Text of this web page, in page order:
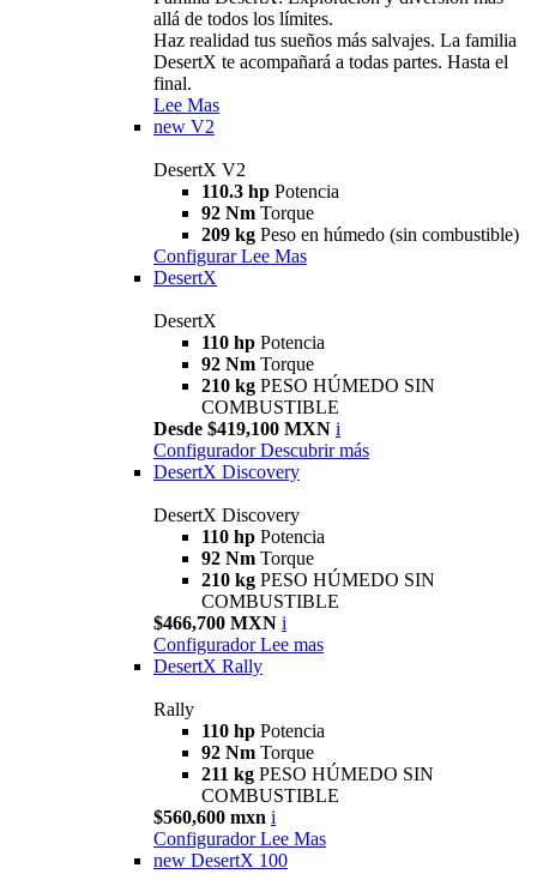
allá de todos los límites.
Haz realidad tus sueños más salvajes. La familia
DesertX te acompañará a todas partes. Hasta el
final.
Lee Mas
new V2
DesertX V2
110.3 hp Potencia
92 Nm Torque
209 kg Peso en húmedo (sin combustible)
Configurar Lee Mas
DesertX
DesertX
110 hp Potencia
92 Nm Torque
210 kg PESO HÚMEDO SIN
COMBUSTIBLE
Desde $419,100 MXN i
Configurador Descubrir más
DesertX Discovery
DesertX Discovery
110 hp Potencia
92 Nm Torque
210 kg PESO HÚMEDO SIN
COMBUSTIBLE
$466,700 MXN i
Configurador Lee mas
DesertX Rally
Rally
110 hp Potencia
92 Nm Torque
211 kg PESO HÚMEDO SIN
COMBUSTIBLE
$560,600 mxn i
Configurador Lee Mas
new DesertX 100